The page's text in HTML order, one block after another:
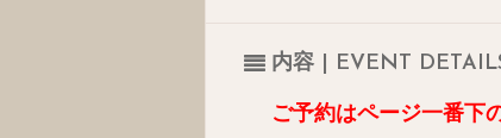
内容 | EVENT
ご予約はページ一番下